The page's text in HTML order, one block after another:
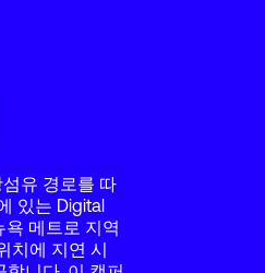
유 경로를 따
있는 Digital
메트로 지역
치에 지연 시